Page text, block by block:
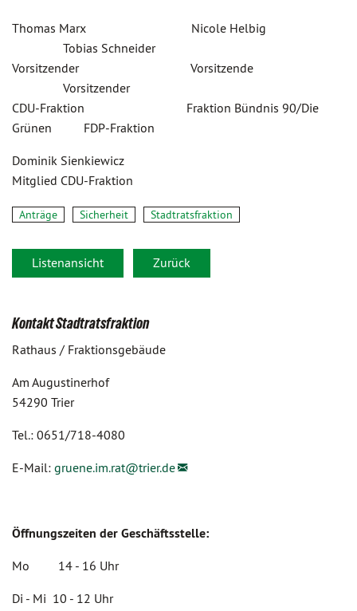
Thomas Marx Nicole Helbig
Tobias Schneider
Vorsitzender Vorsitzende
Vorsitzender
CDU-Fraktion Fraktion Bündnis 90/Die
Grünen FDP-Fraktion
Dominik Sienkiewicz
Mitglied CDU-Fraktion
Anträge Sicherheit Stadtratsfraktion
Listenansicht Zurück
Kontakt Stadtratsfraktion
Rathaus / Fraktionsgebäude
Am Augustinerhof
54290 Trier
Tel.: 0651/718-4080
E-Mail: gruene.im.rat@trier.de
Öffnungszeiten der Geschäftsstelle:
Mo 14 - 16 Uhr
Di - Mi 10 - 12 Uhr